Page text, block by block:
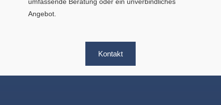
umfassende Beratung oder ein unverbindliches
Angebot.
Kontakt